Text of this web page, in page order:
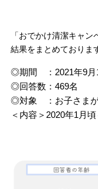
「おでかけ清潔キャ
結果をまとめておりま
◎期間 ：2021年9月
◎回答数：469名
◎対象 ：お子さま
＜内容＞2020年1月